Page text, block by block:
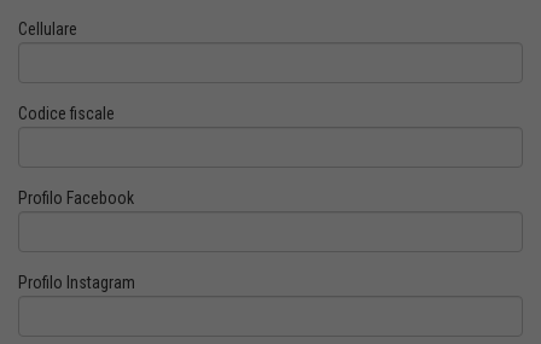
Cellulare
Codice fiscale
Profilo Facebook
Profilo Instagram